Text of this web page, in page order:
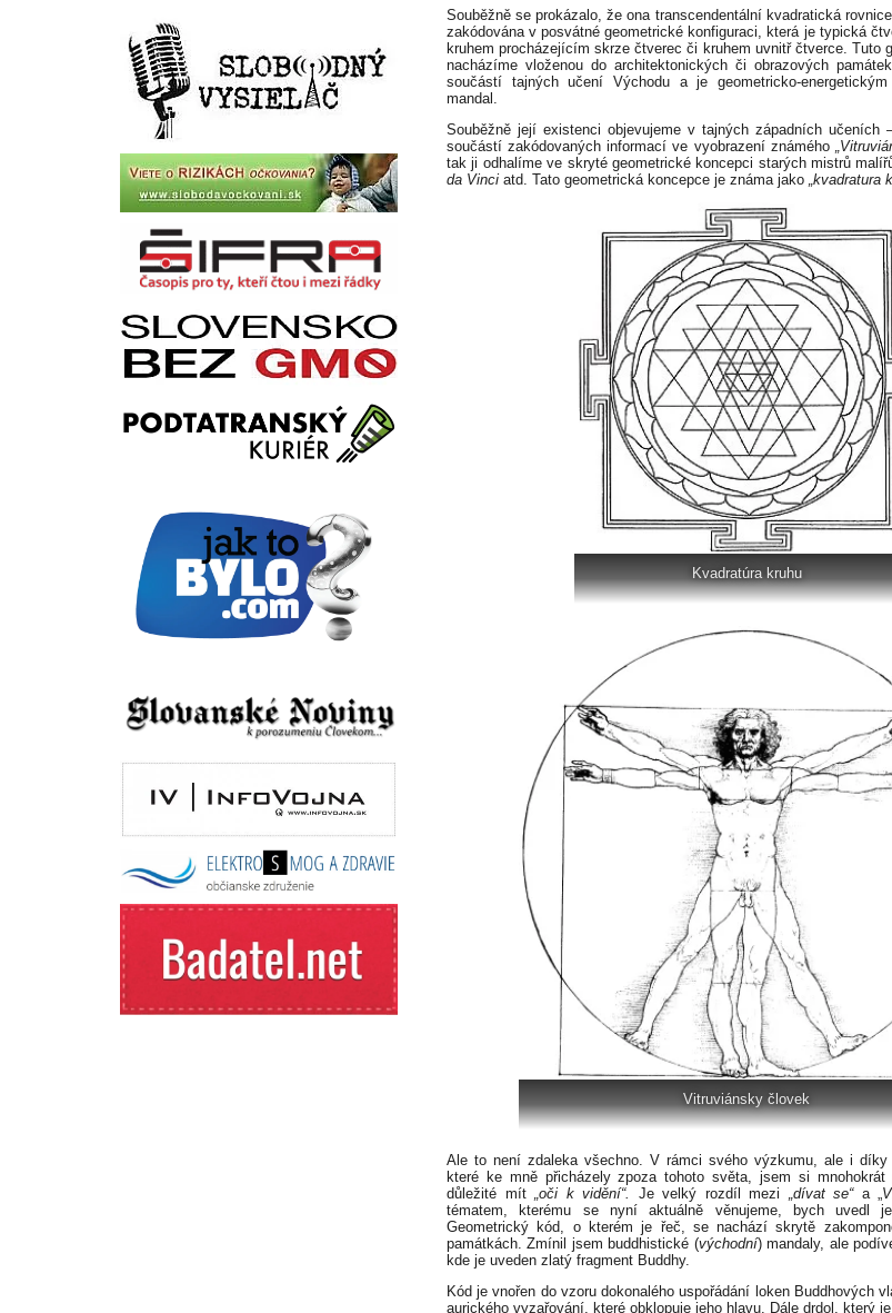
Souběžně se prokázalo, že ona transcendentální kvadratická
zakódována v posvátné geometrické konfiguraci, která je typická
kruhem procházejícím skrze čtverec či kruhem uvnitř čtverce. Tuto
nacházíme vloženou do architektonických či obrazových
součástí tajných učení Východu a je geometricko-
mandal.
Souběžně její existenci objevujeme v tajných západních učeních
součástí zakódovaných informací ve vyobrazení známého
tak ji odhalíme ve skryté geometrické koncepci starých mistrů
da Vinci atd. Tato geometrická koncepce je známa jako „kvadratura
Kvadratúra kruhu
Vitruviánsky človek
Ale to není zdaleka všechno. V rámci svého výzkumu, ale i díky
které ke mně přicházely zpoza tohoto světa, jsem si
důležité mít„oči k vidění“. Je velký rozdíl mezi „dívat se“ a „
tématem, kterému se nyní aktuálně věnujeme, bych uvedl
Geometrický kód, o kterém je řeč, se nachází skrytě
památkách. Zmínil jsem buddhistické (východní) mandaly, ale
kde je uveden zlatý fragment Buddhy.
Kód je vnořen do vzoru dokonalého uspořádání loken Buddhových
aurického vyzařování, které obklopuje jeho hlavu. Dále drdol, který